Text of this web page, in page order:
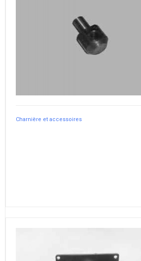
Charnière et accessoires